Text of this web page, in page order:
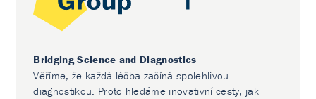
Bridging Science and Diagnostics
Věříme, že každá léčba začíná spolehlivou
diagnostikou. Proto hledáme inovativní cesty, jak